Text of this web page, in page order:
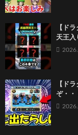
【ド
天王入
【ド
ぞ・・